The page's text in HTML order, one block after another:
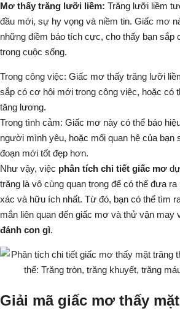
Mơ thấy trăng lưỡi liềm: Trăng lưỡi liềm
đầu mới, sự hy vọng và niềm tin. Giấc mơ
những điềm báo tích cực, cho thấy bạn sắp
trong cuộc sống.
Trong công việc: Giấc mơ thấy trăng lưỡi
sắp có cơ hội mới trong công việc, hoặc có
tăng lương.
Trong tình cảm: Giấc mơ này có thể báo
người mình yêu, hoặc mối quan hệ của bạn
đoạn mới tốt đẹp hơn.
Như vậy, việc phân tích chi tiết giấc mơ
trăng là vô cùng quan trọng để có thể đưa
xác và hữu ích nhất. Từ đó, bạn có thể tìm
mắn liên quan đến giấc mơ và thử vận may
đánh con gì.
Giải mã giấc mơ thấy